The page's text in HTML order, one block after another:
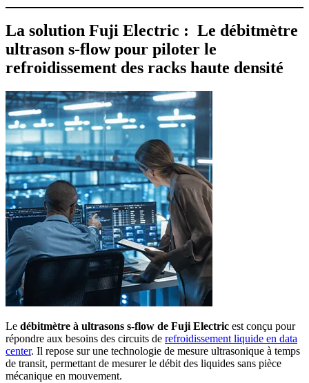
La solution Fuji Electric : Le débitmètre
ultrason s-flow pour piloter le
refroidissement des racks haute densité
Le débitmètre à ultrasons s-flow de Fuji Electric est conçu pour
répondre aux besoins des circuits de refroidissement liquide en data
center. Il repose sur une technologie de mesure ultrasonique à temps
de transit, permettant de mesurer le débit des liquides sans pièce
mécanique en mouvement.